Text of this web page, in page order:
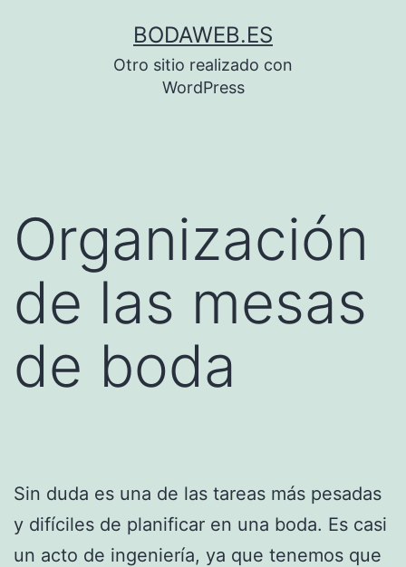
BODAWEB.ES
Otro sitio realizado con
WordPress
Organización
de las mesas
de boda
Sin duda es una de las tareas más pesadas
y difíciles de planificar en una boda. Es casi
un acto de ingeniería, ya que tenemos que